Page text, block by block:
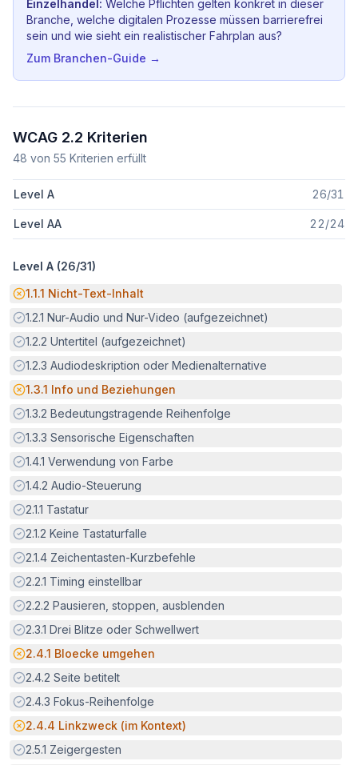
Einzelhandel : Welche Pflichten gelten konkret in dieser
Branche, welche digitalen Prozesse müssen barrierefrei
sein und wie sieht ein realistischer Fahrplan aus?
Zum Branchen-Guide →
WCAG 2.2 Kriterien
48 von 55 Kriterien erfüllt
Level A 26/31
Level AA 22/24
Level A (26/31)
Potenzielle Barriere:
1.1.1 Nicht-Text-Inhalt
Erfüllt:
1.2.1 Nur-Audio und Nur-Video (aufgezeichnet)
Erfüllt:
1.2.2 Untertitel (aufgezeichnet)
Erfüllt:
1.2.3 Audiodeskription oder Medienalternative
Potenzielle Barriere:
1.3.1 Info und Beziehungen
Erfüllt:
1.3.2 Bedeutungstragende Reihenfolge
Erfüllt:
1.3.3 Sensorische Eigenschaften
Erfüllt:
1.4.1 Verwendung von Farbe
Erfüllt:
1.4.2 Audio-Steuerung
Erfüllt:
2.1.1 Tastatur
Erfüllt:
2.1.2 Keine Tastaturfalle
Erfüllt:
2.1.4 Zeichentasten-Kurzbefehle
Erfüllt:
2.2.1 Timing einstellbar
Erfüllt:
2.2.2 Pausieren, stoppen, ausblenden
Erfüllt:
2.3.1 Drei Blitze oder Schwellwert
Potenzielle Barriere:
2.4.1 Bloecke umgehen
Erfüllt:
2.4.2 Seite betitelt
Erfüllt:
2.4.3 Fokus-Reihenfolge
Potenzielle Barriere:
2.4.4 Linkzweck (im Kontext)
Erfüllt:
2.5.1 Zeigergesten